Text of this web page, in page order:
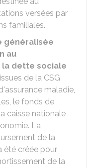
versées par
familiales.
généralisée
au
dette sociale
de la CSG
maladie,
le fonds de
caisse nationale
La
de la
été créée pour
de la